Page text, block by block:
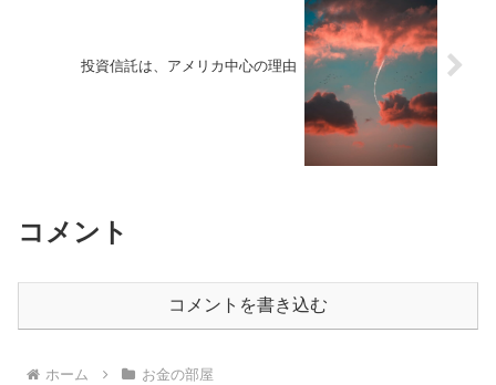
投資信託は、アメリカ中心の理由
コメント
コメントを書き込む
ホーム お金の部屋